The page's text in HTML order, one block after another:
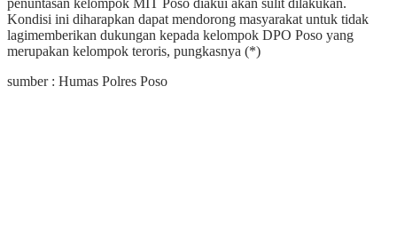
Kondisi ini diharapkan dapat mendorong masyarakat untuk tidak
lagimemberikan dukungan kepada kelompok DPO Poso yang
merupakan kelompok teroris, pungkasnya (*)
sumber : Humas Polres Poso